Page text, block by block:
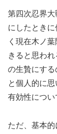
第四次忍界
にしたとき
く現在木ノ
きると思わ
の生贄にす
と個人的に
有効性につい
ただ、基本